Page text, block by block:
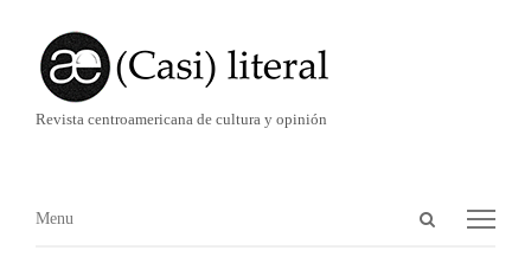
Revista centroamericana de cultura y opinión
Abrir
Menú
Menu